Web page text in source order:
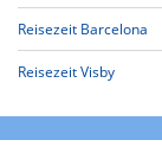
Reisezeit Barcelona
Reisezeit Visby